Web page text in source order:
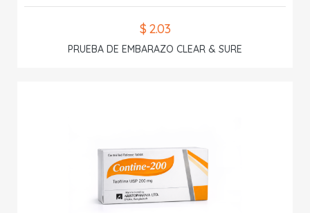
$ 2.03
PRUEBA DE EMBARAZO CLEAR & SURE